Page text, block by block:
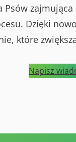
Psów
Dzięki
które
Napisz